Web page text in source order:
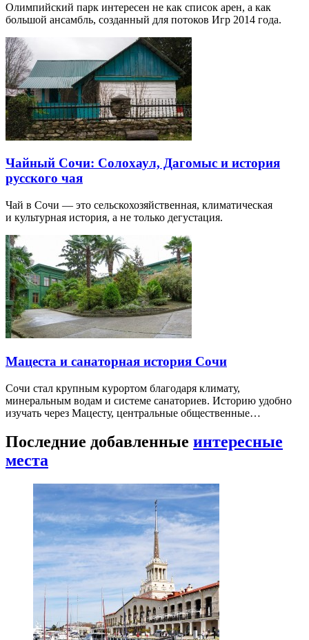
Олимпийский парк интересен не как список арен, а как
большой ансамбль, созданный для потоков Игр 2014 года.
Чайный Сочи: Солохаул, Дагомыс и история
русского чая
Чай в Сочи — это сельскохозяйственная, климатическая
и культурная история, а не только дегустация.
Мацеста и санаторная история Сочи
Сочи стал крупным курортом благодаря климату,
минеральным водам и системе санаториев. Историю удобно
изучать через Мацесту, центральные общественные…
Последние добавленные интересные
места